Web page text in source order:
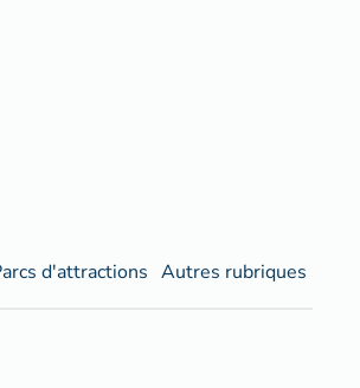
d'attractions Autres rubriques